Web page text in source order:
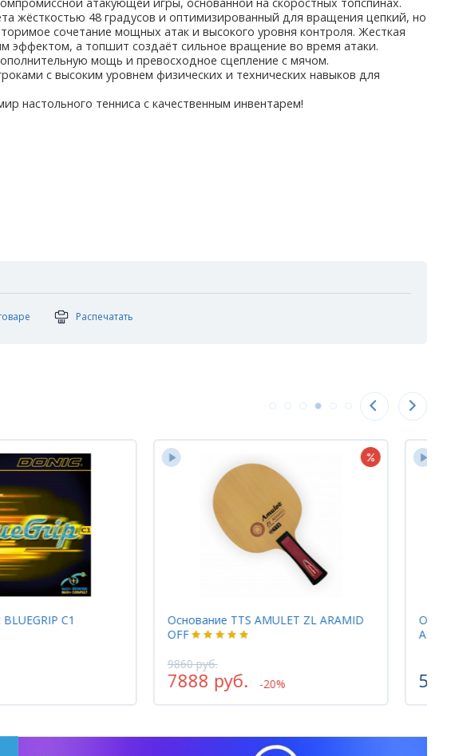
жёсткостью 48 градусов и оптимизированный для вращения цепкий, но
сочетание мощных атак и высокого уровня контроля. Жесткая
эффектом, а топшит создаёт сильное вращение во время атаки.
мощь и превосходное сцепление с мячом.
с высоким уровнем физических и технических навыков для
настольного тенниса с качественным инвентарем!
Распечатать
С1
Основание TTS AMULET ZL ARAMID
OFF
9860 руб.
7888 руб. -20%
ARC OFF